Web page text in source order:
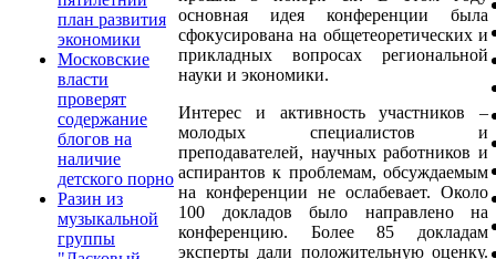
план развития
экономики
Московские
власти
проверят
содержание
блогов на
наличие
детского порно
Разин из
музыкальной
группы
основная идея конференции была
сфокусирована на общетеоретических и
прикладных вопросах региональной
науки и экономики.
Интерес и активность участников –
молодых специалистов и
преподавателей, научных работников и
аспирантов к проблемам, обсуждаемым
на конференции не ослабевает. Около
100 докладов было направлено на
конференцию. Более 85 докладам
эксперты дали положительную оценку.